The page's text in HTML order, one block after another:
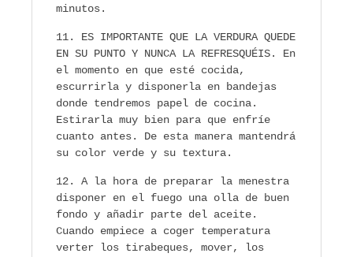
minutos.
ES IMPORTANTE QUE LA VERDURA QUEDE
EN SU PUNTO Y NUNCA LA REFRESQUÉIS. En
el momento en que esté cocida,
escurrirla y disponerla en bandejas
donde tendremos papel de cocina.
Estirarla muy bien para que enfríe
cuanto antes. De esta manera mantendrá
su color verde y su textura.
A la hora de preparar la menestra
disponer en el fuego una olla de buen
fondo y añadir parte del aceite.
Cuando empiece a coger temperatura
verter los tirabeques, mover, los